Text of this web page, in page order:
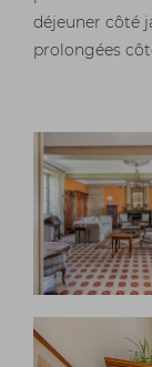
déjeuner côté
prolongées